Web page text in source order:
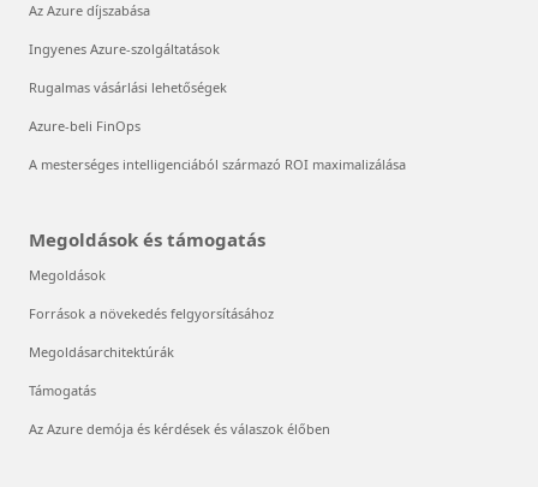
Az Azure díjszabása
Ingyenes Azure-szolgáltatások
Rugalmas vásárlási lehetőségek
Azure-beli FinOps
A mesterséges intelligenciából származó ROI maximalizálása
Megoldások és támogatás
Megoldások
Források a növekedés felgyorsításához
Megoldásarchitektúrák
Támogatás
Az Azure demója és kérdések és válaszok élőben